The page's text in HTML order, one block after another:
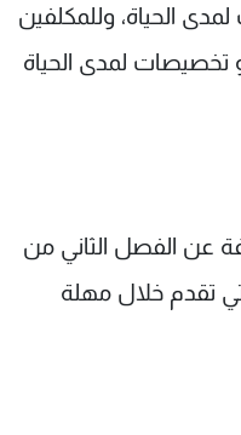
الحياة، وللمكلفين
تخصيصات لمدى الحياة
المضافة عن الفصل الثاني من
التي تقدم خلال مهلة